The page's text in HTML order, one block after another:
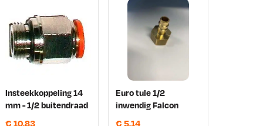
p
r
o
n
e
l
i
g
e
i
j
Insteekkoppeling 14
mm - 1/2 buitendraad
€ 10,83
Euro tule 1/2
inwendig Falcon
€ 5,14